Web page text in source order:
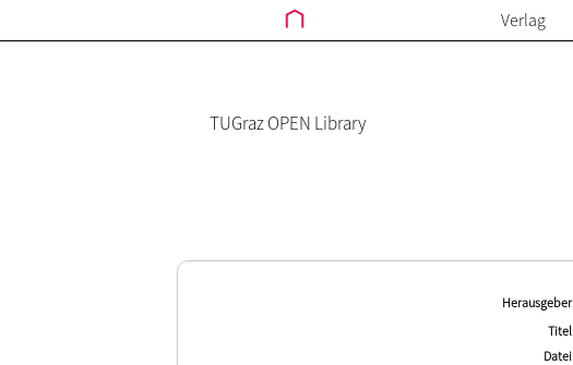
Verlag
TUGraz OPEN Library
Herausgeber
Titel
Datei